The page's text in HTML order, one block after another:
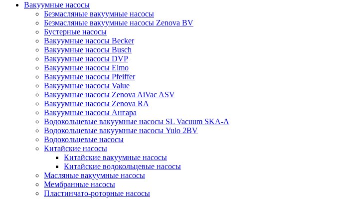
Вакуумные насосы
Безмасляные вакуумные насосы
Безмасляные вакуумные насосы Zenova BV
Бустерные насосы
Вакуумные насосы Becker
Вакуумные насосы Busch
Вакуумные насосы DVP
Вакуумные насосы Elmo
Вакуумные насосы Pfeiffer
Вакуумные насосы Value
Вакуумные насосы Zenova AiVac ASV
Вакуумные насосы Zenova RA
Вакуумные насосы Ангара
Водокольцевые вакуумные насосы SL Vacuum SKA-A
Водокольцевые вакуумные насосы Yulo 2BV
Водокольцевые насосы
Китайские насосы
Китайские вакуумные насосы
Китайские водокольцевые насосы
Масляные вакуумные насосы
Мембранные насосы
Пластинчато-роторные насосы